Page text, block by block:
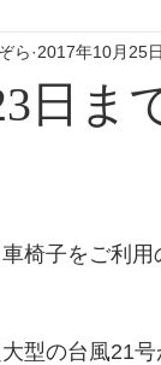
日ま
ら 2017年10月25
椅子をご利
型の台風21